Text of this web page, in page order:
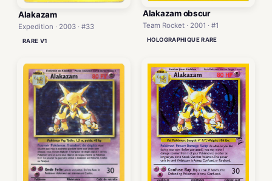
Alakazam
Expedition · 2003 · #33
RARE V1
Alakazam obscur
Team Rocket · 2001 · #1
HOLOGRAPHIQUE RARE